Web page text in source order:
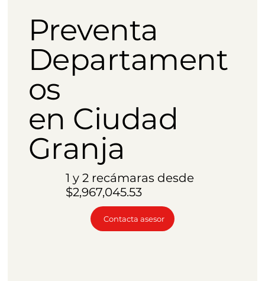
Preventa
Departament
os
en Ciudad
Granja
1 y 2 recámaras desde
$2,967,045.53
Contacta asesor